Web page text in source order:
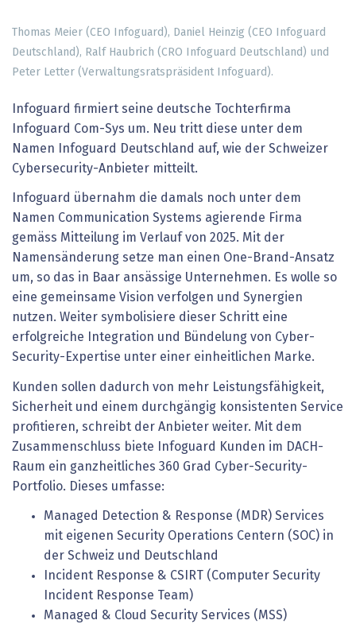
Thomas Meier (CEO Infoguard), Daniel Heinzig (CEO Infoguard
Deutschland), Ralf Haubrich (CRO Infoguard Deutschland) und
Peter Letter (Verwaltungsratspräsident Infoguard).
Infoguard firmiert seine deutsche Tochterfirma
Infoguard Com-Sys um. Neu tritt diese unter dem
Namen Infoguard Deutschland auf, wie der Schweizer
Cybersecurity-Anbieter mitteilt.
Infoguard übernahm die damals noch unter dem
Namen Communication Systems agierende Firma
gemäss Mitteilung im Verlauf von 2025. Mit der
Namensänderung setze man einen One-Brand-Ansatz
um, so das in Baar ansässige Unternehmen. Es wolle so
eine gemeinsame Vision verfolgen und Synergien
nutzen. Weiter symbolisiere dieser Schritt eine
erfolgreiche Integration und Bündelung von Cyber-
Security-Expertise unter einer einheitlichen Marke.
Kunden sollen dadurch von mehr Leistungsfähigkeit,
Sicherheit und einem durchgängig konsistenten Service
profitieren, schreibt der Anbieter weiter. Mit dem
Zusammenschluss biete Infoguard Kunden im DACH-
Raum ein ganzheitliches 360 Grad Cyber-Security-
Portfolio. Dieses umfasse:
Managed Detection & Response (MDR) Services
mit eigenen Security Operations Centern (SOC) in
der Schweiz und Deutschland
Incident Response & CSIRT (Computer Security
Incident Response Team)
Managed & Cloud Security Services (MSS)